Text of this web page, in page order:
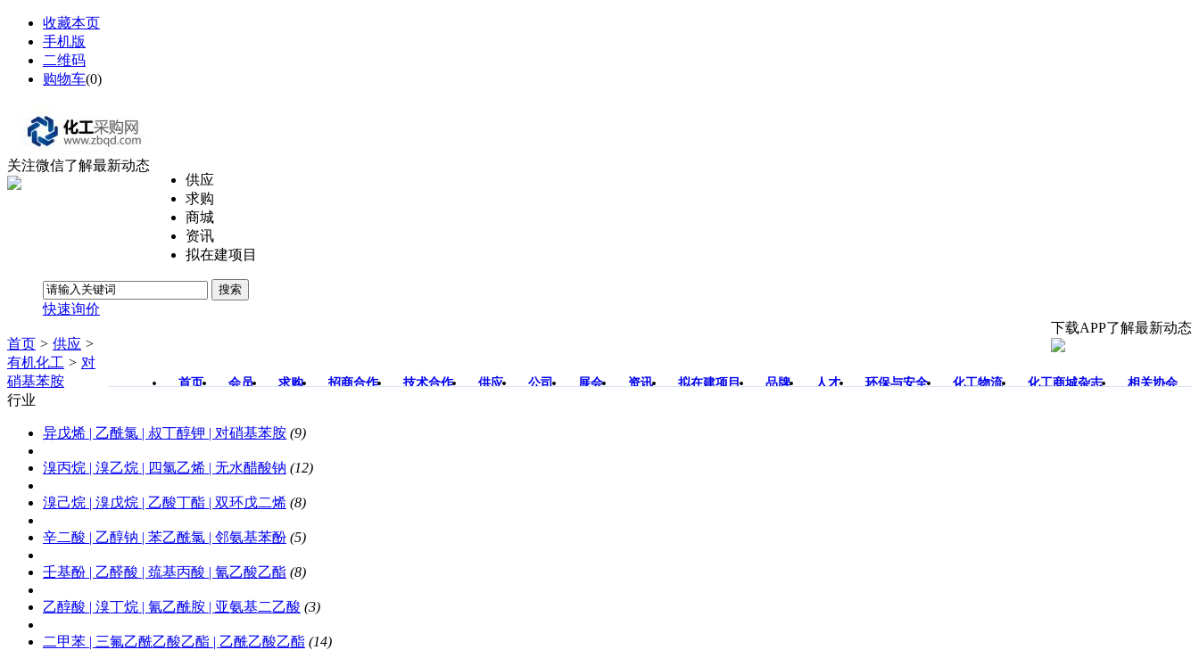
收藏本页
手机版
二维码
购物车(0)
关注微信了解最新动态
供应
求购
商城
资讯
拟在建项目
搜索
快速询价
下载APP了解最新动态
首页 会员 求购 招商合作 技术合作 供应 公司 展会 资讯 拟在建项目 品牌 人才 环保与安全 化工物流 化工商城杂志 相关协会
首页 > 供应 >
有机化工 > 对
硝基苯胺
行业
异戊烯 | 乙酰氯 | 叔丁醇钾 | 对硝基苯胺 (9)
溴丙烷 | 溴乙烷 | 四氯乙烯 | 无水醋酸钠 (12)
溴己烷 | 溴戊烷 | 乙酸丁酯 | 双环戊二烯 (8)
辛二酸 | 乙醇钠 | 苯乙酰氯 | 邻氨基苯酚 (5)
壬基酚 | 乙醛酸 | 巯基丙酸 | 氰乙酸乙酯 (8)
乙醇酸 | 溴丁烷 | 氰乙酰胺 | 亚氨基二乙酸 (3)
二甲苯 | 三氟乙酰乙酸乙酯 | 乙酰乙酸乙酯 (14)